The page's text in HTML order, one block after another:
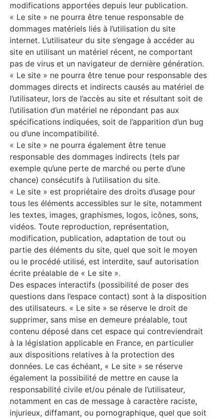
modifications apportées depuis leur publication.
« Le site » ne pourra être tenue responsable de
dommages matériels liés à l’utilisation du site
internet. L’utilisateur du site s’engage à accéder au
site en utilisant un matériel récent, ne comportant
pas de virus et un navigateur de dernière génération.
« Le site » ne pourra être tenue pour responsable des
dommages directs et indirects causés au matériel de
l’utilisateur, lors de l’accès au site et résultant soit de
l’utilisation d’un matériel ne répondant pas aux
spécifications indiquées, soit de l’apparition d’un bug
ou d’une incompatibilité.
« Le site » ne pourra également être tenue
responsable des dommages indirects (tels par
exemple qu’une perte de marché ou perte d’une
chance) consécutifs à l’utilisation du site.
« Le site » est propriétaire des droits d’usage pour
tous les éléments accessibles sur le site, notamment
les textes, images, graphismes, logos, icônes, sons,
vidéos. Toute reproduction, représentation,
modification, publication, adaptation de tout ou
partie des éléments du site, quel que soit le moyen
ou le procédé utilisé, est interdite, sauf autorisation
écrite préalable de « Le site ».
Des espaces interactifs (possibilité de poser des
questions dans l’espace contact) sont à la disposition
des utilisateurs. « Le site » se réserve le droit de
supprimer, sans mise en demeure préalable, tout
contenu déposé dans cet espace qui contreviendrait
à la législation applicable en France, en particulier
aux dispositions relatives à la protection des
données. Le cas échéant, « Le site » se réserve
également la possibilité de mettre en cause la
responsabilité civile et/ou pénale de l’utilisateur,
notamment en cas de message à caractère raciste,
injurieux, diffamant, ou pornographique, quel que soit